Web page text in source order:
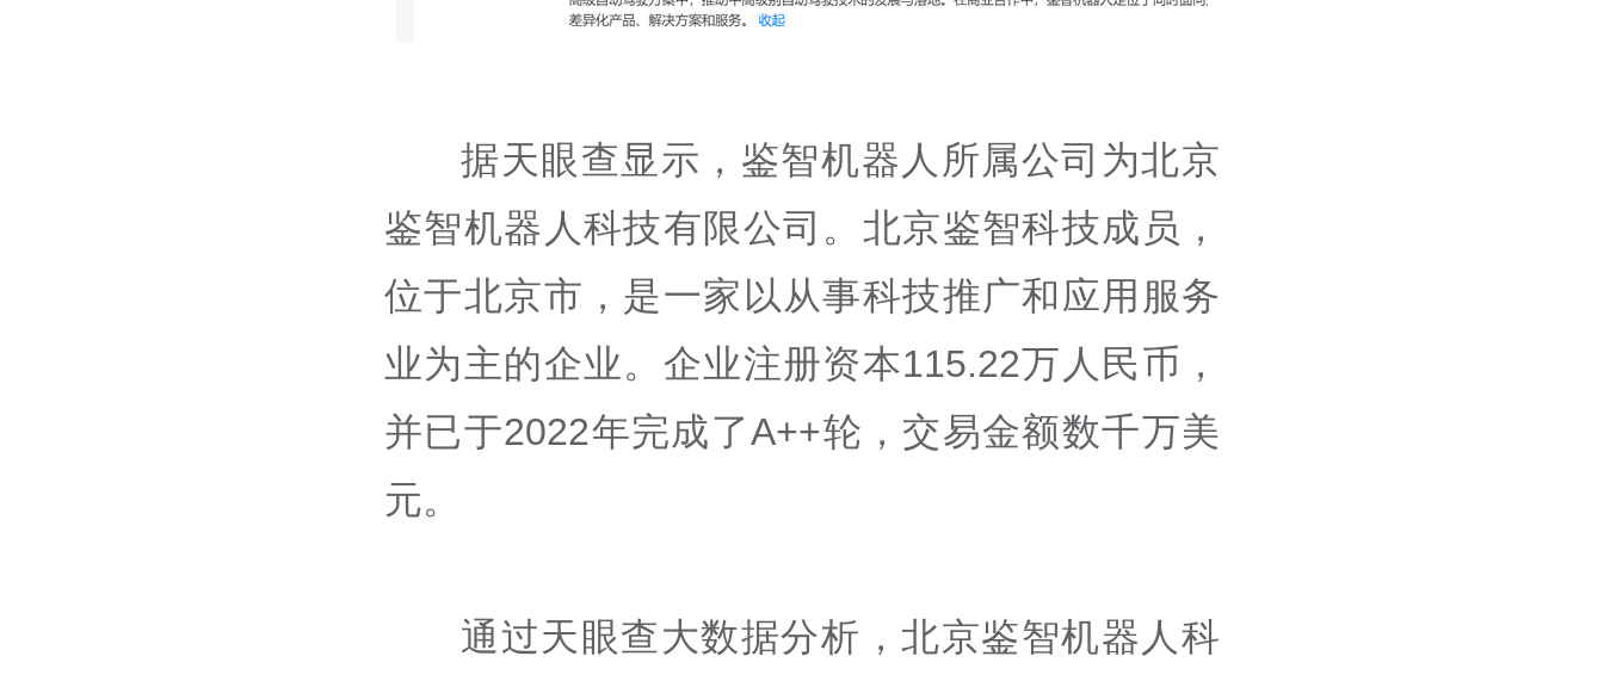
据天眼查显示，鉴智机器人所属公司为北京
鉴智机器人科技有限公司。北京鉴智科技成员，
位于北京市，是一家以从事科技推广和应用服务
业为主的企业。企业注册资本115.22万人民币，
并已于2022年完成了A++轮，交易金额数千万美
元。
通过天眼查大数据分析，北京鉴智机器人科